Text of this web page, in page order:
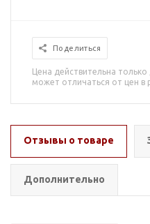
Поделиться
Цена действительна
может отличаться от цен в
Отзывы о товаре
Дополнительно